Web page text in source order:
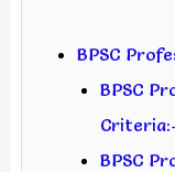
BPSC
BPSC
BPSC